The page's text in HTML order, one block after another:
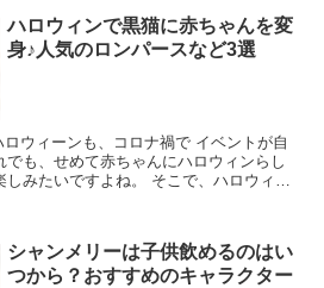
ハロウィンで黒猫に赤ちゃんを変
身♪人気のロンパースなど3選
ウィーンも、コロナ禍で イベントが自
も、せめて赤ちゃんにハロウィンらし
みたいですよね。 そこで、ハロウィン
シャンメリーは子供飲めるのはい
つから？おすすめのキャラクター